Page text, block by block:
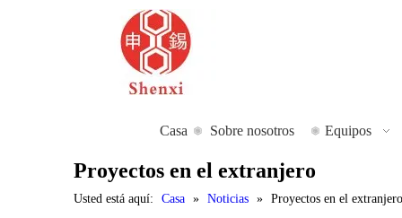
Casa Sobre nosotros Equipos
Proyectos en el extranjero
Usted está aquí: Casa » Noticias » Proyectos en el extranjero